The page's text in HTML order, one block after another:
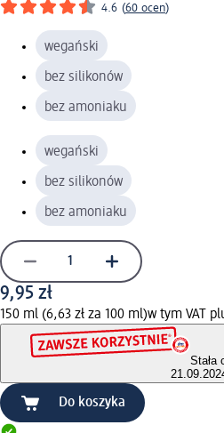
4.6 (60 ocen)
wegański
bez silikonów
bez amoniaku
wegański
bez silikonów
bez amoniaku
9,95 zł
150 ml (6,63 zł za 100 ml)w tym VAT
Stała
Do koszyka